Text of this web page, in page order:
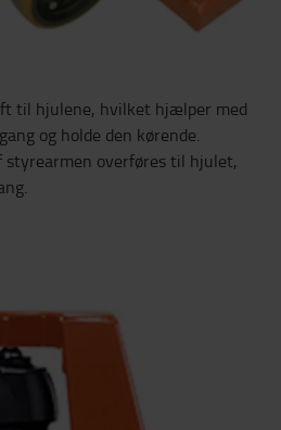
til hjulene, hvilket hjælper med
og holde den kørende.
overføres til hjulet,